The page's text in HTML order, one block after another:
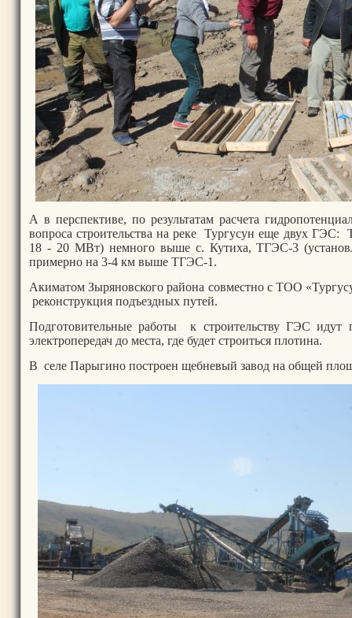
А в перспективе, по результатам расчета
вопроса строительства на реке Тургусун еще двух
18 - 20 МВт) немного выше с. Кутиха, ТГЭС-3
примерно на 3-4 км выше ТГЭС-1.
Акиматом Зыряновского района совместно с ТОО
реконструкция подъездных путей.
Подготовительные работы к строительству ГЭС
электропередач до места, где будет строиться плотина.
В селе Парыгино построен щебневый завод на общей